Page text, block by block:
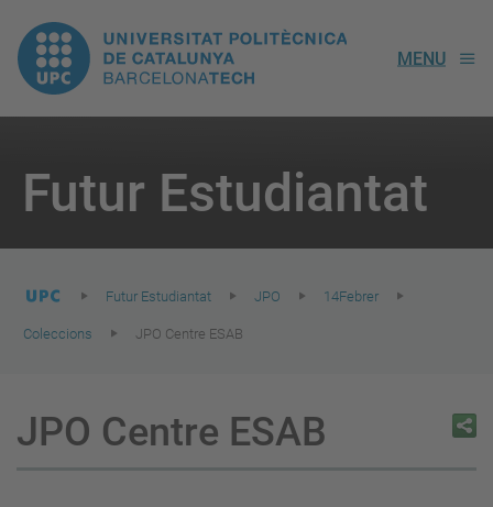
UPC.
Universitat
Politècnica
de
Catalunya
MENU
Futur Estudiantat
are
here:
Futur Estudiantat JPO 14Febrer
Coleccions JPO Centre ESAB
JPO Centre ESAB